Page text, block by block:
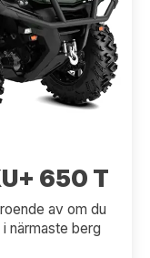
650 T
av om du
närmaste berg